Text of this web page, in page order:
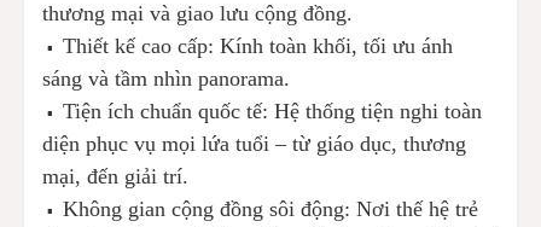
thương mại và giao lưu cộng đồng.
▪️Thiết kế cao cấp: Kính toàn khối, tối ưu ánh
sáng và tầm nhìn panorama.
▪️Tiện ích chuẩn quốc tế: Hệ thống tiện nghi toàn
diện phục vụ mọi lứa tuổi – từ giáo dục, thương
mại, đến giải trí.
▪️Không gian cộng đồng sôi động: Nơi thế hệ trẻ